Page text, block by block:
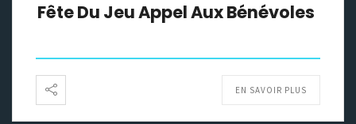
Fête Du Jeu Appel Aux Bénévoles
EN SAVOIR PLUS